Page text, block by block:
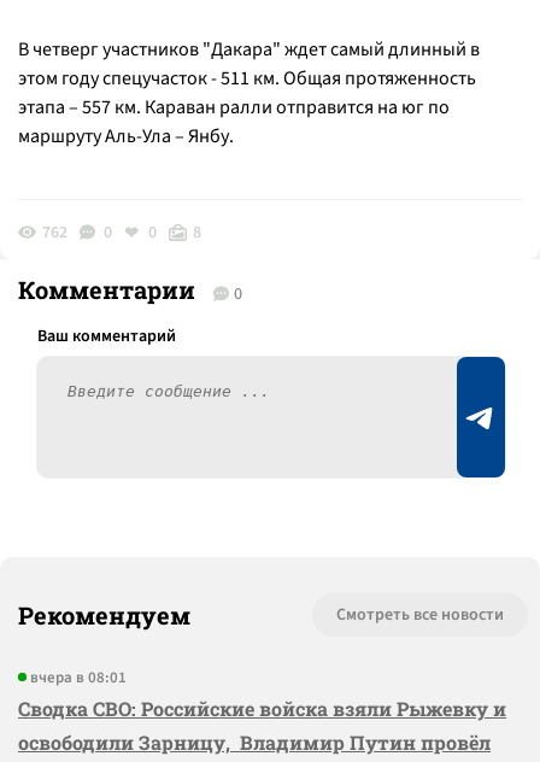
В четверг участников "Дакара" ждет самый длинный в
этом году спецучасток - 511 км. Общая протяженность
этапа – 557 км. Караван ралли отправится на юг по
маршруту Аль-Ула – Янбу.
762 0 0 8
Комментарии 0
Рекомендуем Смотреть все новости
вчера в 08:01
Сводка СВО: Российские войска взяли Рыжевку и
освободили Зарницу, Владимир Путин провёл